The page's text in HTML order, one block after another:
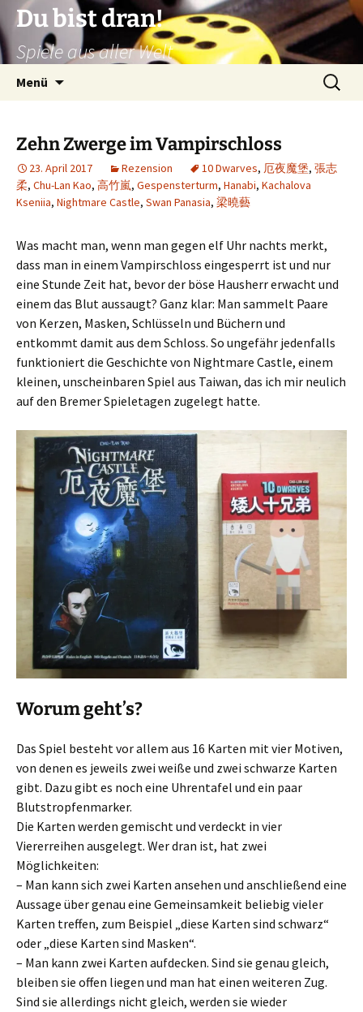
Zum
Inhalt
springen
Du bist dran!
Spiele aus aller Welt
Menü
Suchen
nach:
Zehn Zwerge im Vampirschloss
23. April 2017 Rezension 10 Dwarves, 厄夜魔堡, 張志
柔, Chu-Lan Kao, 高竹嵐, Gespensterturm, Hanabi, Kachalova
Kseniia, Nightmare Castle, Swan Panasia, 梁曉藝
Was macht man, wenn man gegen elf Uhr nachts merkt,
dass man in einem Vampirschloss eingesperrt ist und nur
eine Stunde Zeit hat, bevor der böse Hausherr erwacht und
einem das Blut aussaugt? Ganz klar: Man sammelt Paare
von Kerzen, Masken, Schlüsseln und Büchern und
entkommt damit aus dem Schloss. So ungefähr jedenfalls
funktioniert die Geschichte von Nightmare Castle, einem
kleinen, unscheinbaren Spiel aus Taiwan, das ich mir neulich
auf den Bremer Spieletagen zugelegt hatte.
Worum geht’s?
Das Spiel besteht vor allem aus 16 Karten mit vier Motiven,
von denen es jeweils zwei weiße und zwei schwarze Karten
gibt. Dazu gibt es noch eine Uhrentafel und ein paar
Blutstropfenmarker.
Die Karten werden gemischt und verdeckt in vier
Viererreihen ausgelegt. Wer dran ist, hat zwei
Möglichkeiten:
– Man kann sich zwei Karten ansehen und anschließend eine
Aussage über genau eine Gemeinsamkeit beliebig vieler
Karten treffen, zum Beispiel „diese Karten sind schwarz“
oder „diese Karten sind Masken“.
– Man kann zwei Karten aufdecken. Sind sie genau gleich,
bleiben sie offen liegen und man hat einen weiteren Zug.
Sind sie allerdings nicht gleich, werden sie wieder